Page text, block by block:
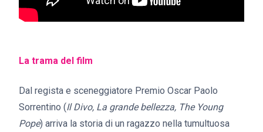
La trama del film
Dal regista e sceneggiatore Premio Oscar Paolo
Sorrentino (Il Divo, La grande bellezza, The Young
Pope) arriva la storia di un ragazzo nella tumultuosa